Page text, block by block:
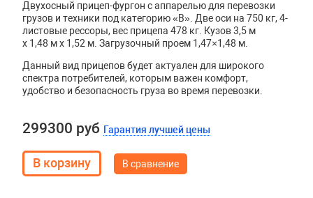
Двухосный прицеп-фургон с аппарелью для перевозки
грузов и техники под категорию «B». Две оси на 750 кг, 4-
листовые рессоры, вес прицепа 478 кг. Кузов3,5 м
x 1,48 м x 1,52 м. Загрузочный проем 1,47×1,48 м.
Данный вид прицепов будет актуален для широкого
спектра потребителей, которым важен комфорт,
удобство и безопасность груза во время перевозки.
299300 руб Гарантия лучшей цены
В сравнение